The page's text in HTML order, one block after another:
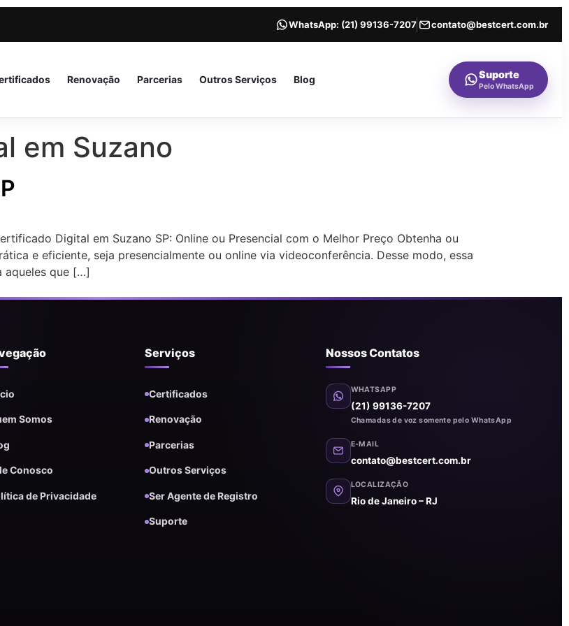
WhatsApp: (21) 99136-7207 contato@bestcert.com.br
Renovação Parcerias Outros Serviços Blog Suporte
Pelo WhatsApp
em Suzano
Digital em Suzano SP: Online ou Presencial com o Melhor Preço Obtenha ou
e eficiente, seja presencialmente ou online via videoconferência. Desse modo, essa
aqueles que […]
Somos
Conosco
de Privacidade
Serviços
Certificados
Renovação
Parcerias
Outros Serviços
Ser Agente de Registro
Suporte
Nossos Contatos
WHATSAPP
(21) 99136-7207
Chamadas de voz somente pelo WhatsApp
E-MAIL
contato@bestcert.com.br
LOCALIZAÇÃO
Rio de Janeiro – RJ